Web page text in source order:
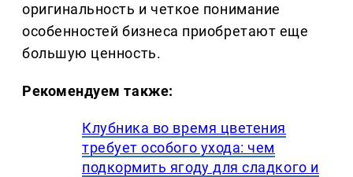
оригинальность и четкое понимание
особенностей бизнеса приобретают еще
большую ценность.
Рекомендуем также:
Клубника во время цветения
требует особого ухода: чем
подкормить ягоду для сладкого и